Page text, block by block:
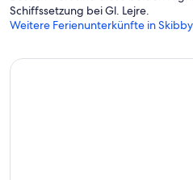
Schiffssetzung bei Gl. Lejre.
Weitere Ferienunterkünfte in